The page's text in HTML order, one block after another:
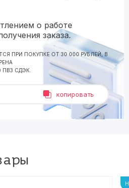
о работе
заказа.
ПРИ ПОКУПКЕ ОТ 30 000 РУБЛЕЙ, В
СДЭК.
копировать